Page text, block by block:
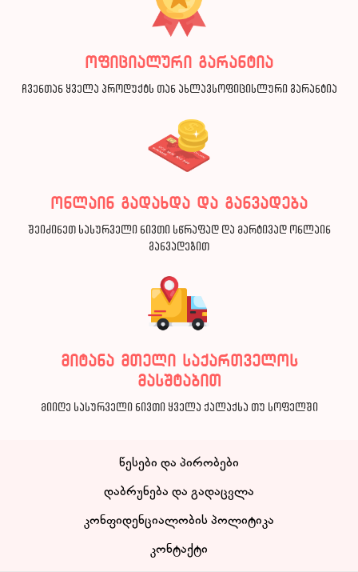
ოფიციალური გარანტია
ჩვენთან ყველა პროდუქტს თან ახლავსოფიცისლური გარანტია
ონლაინ გადახდა და განვადება
შეიძინეთ სასურველი ნივთი სწრაფად და მარტივად ონლაინ
განვადებით
მიტანა მთელი საქართველოს
მასშტაბით
მიიღე სასურველი ნივთი ყველა ქალაქსა თუ სოფელში
წესები და პირობები
დაბრუნება და გადაცვლა
კონფიდენციალობის პოლიტიკა
კონტაქტი